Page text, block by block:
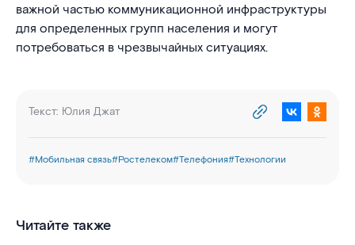
важной частью коммуникационной инфраструктуры
для определенных групп населения и могут
потребоваться в чрезвычайных ситуациях.
Текст: Юлия Джат
#Мобильная связь#Ростелеком#Телефония#Технологии
Читайте также